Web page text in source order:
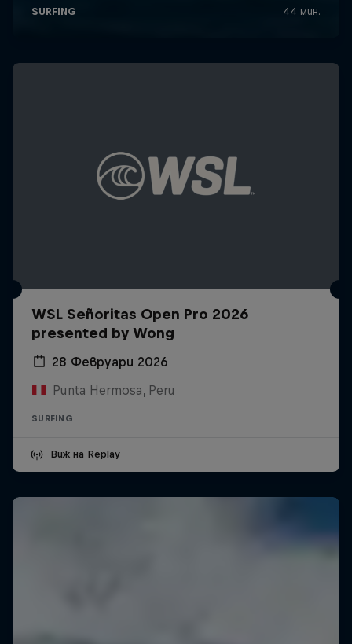
WSL Señoritas Open Pro 2026
presented by Wong
28 Февруари 2026
Punta Hermosa, Peru
SURFING
Виж на Replay